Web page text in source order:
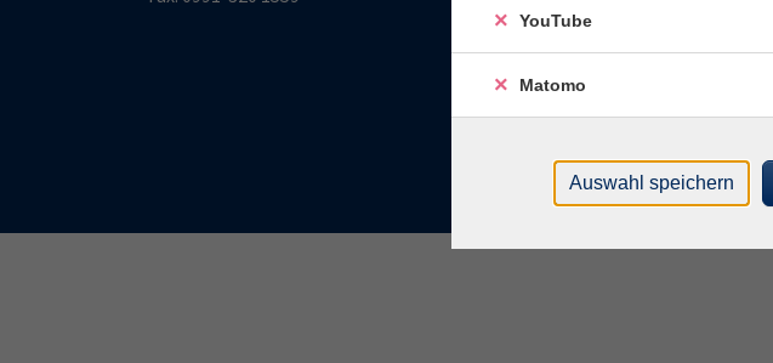
Schulferien:
Montag bis Freitag: 09:00 - 12:00
Uhr
Am Nachmittag geschlossen!
YouTube
Matomo
Auswahl speichern